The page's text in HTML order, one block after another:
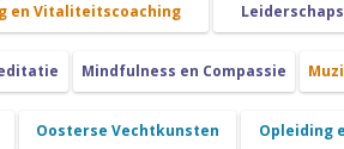
en Vitaliteitscoaching
Mindfulness en Compassie
Oosterse Vechtkunsten Opleiding